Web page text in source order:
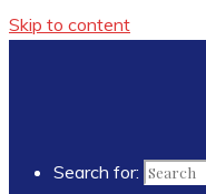
Skip to content
Search for: